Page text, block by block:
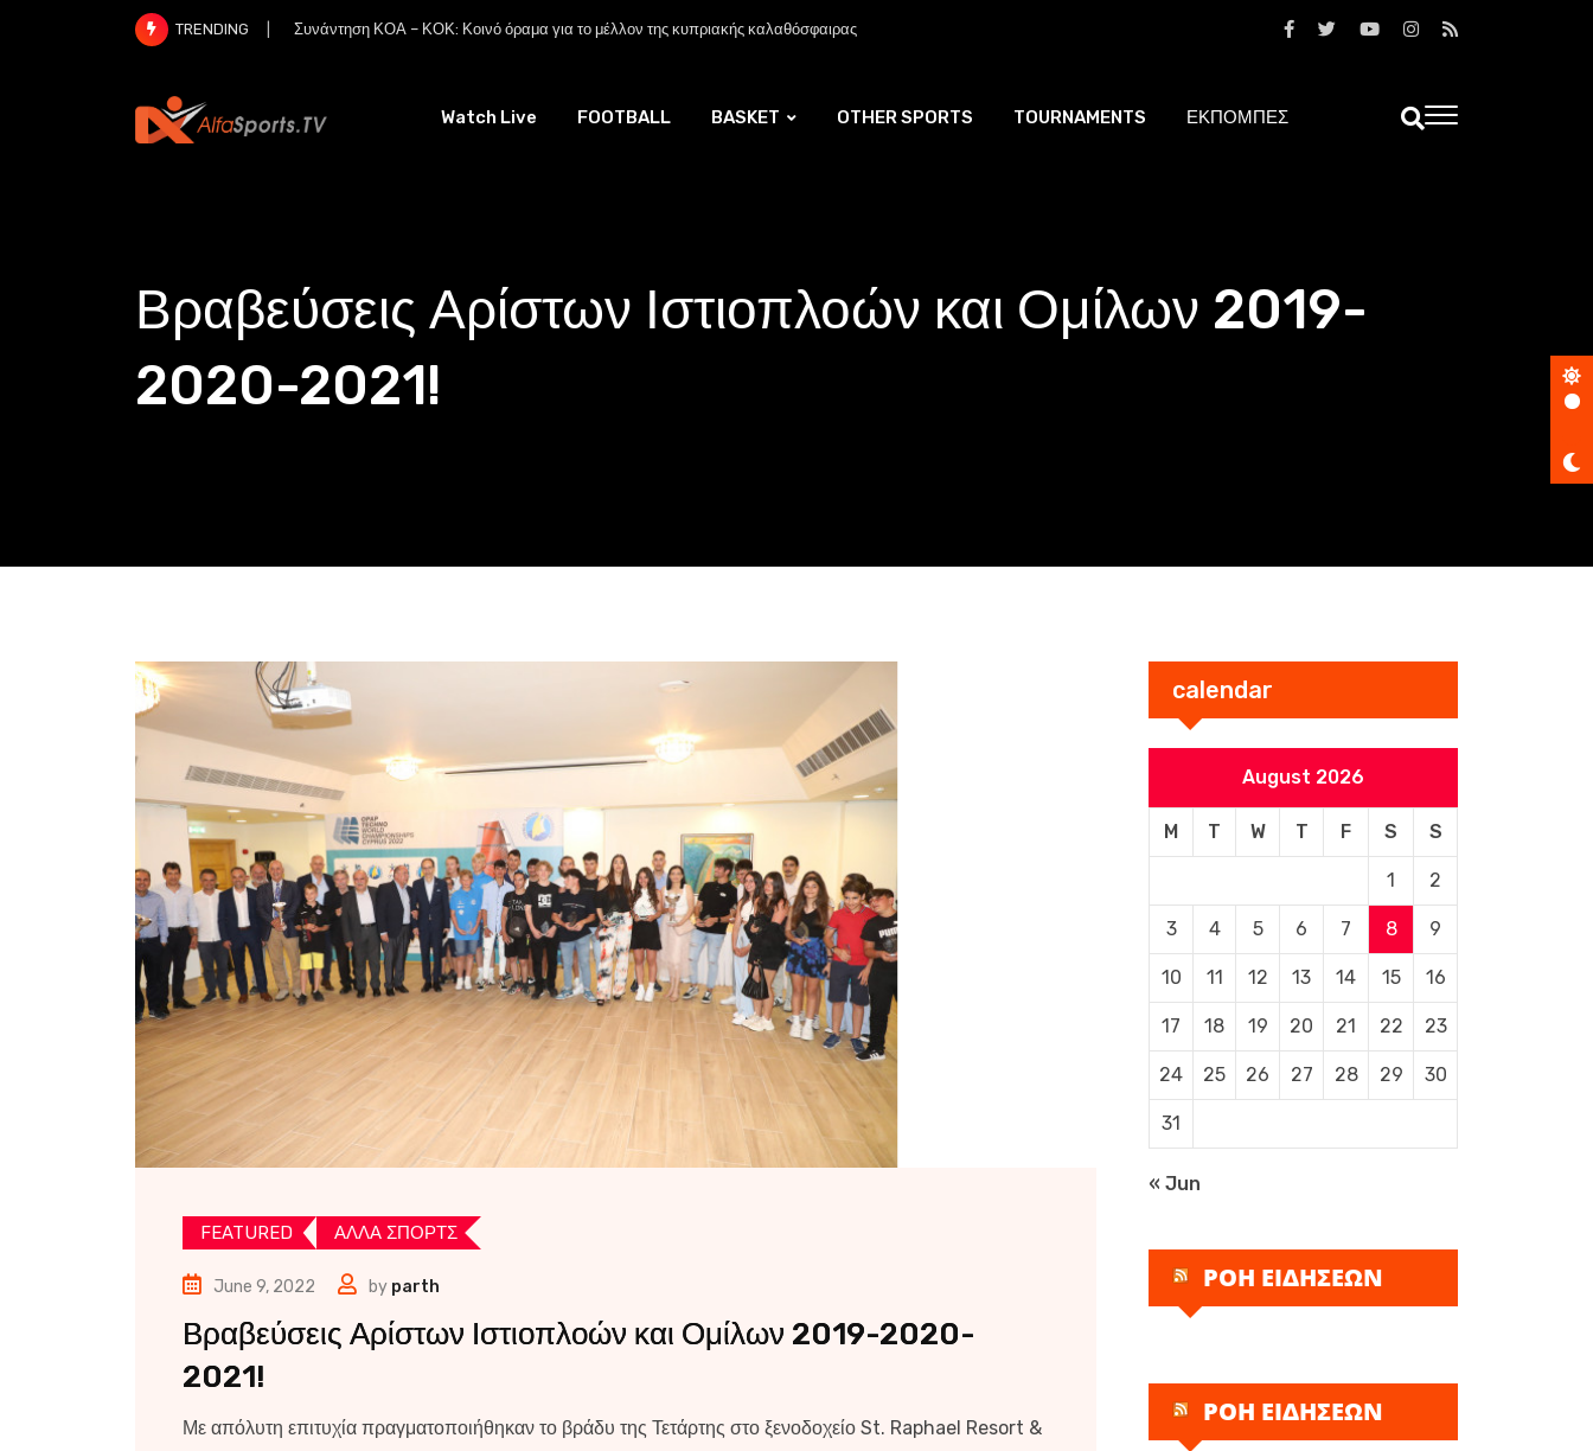
TRENDING Συνάντηση ΚΟΑ – ΚΟΚ: Κοινό όραμα για το μέλλον της κυπριακής καλαθόσφαιρας
Watch Live FOOTBALL BASKET OTHER SPORTS TOURNAMENTS ΕΚΠΟΜΠΕΣ
Βραβεύσεις Αρίστων Ιστιοπλοών και Ομίλων 2019-
2020-2021!
FEATURED ΑΛΛΑ ΣΠΟΡΤΣ
June 9, 2022 by parth
Βραβεύσεις Αρίστων Ιστιοπλοών και Ομίλων 2019-2020-
2021!
Με απόλυτη επιτυχία πραγματοποιήθηκαν το βράδυ της Τετάρτης στο ξενοδοχείο St. Raphael Resort &
calendar
August 2026
M T W T F S S
1 2
3 4 5 6 7 8 9
10 11 12 13 14 15 16
17 18 19 20 21 22 23
24 25 26 27 28 29 30
31
« Jun
ΡΟΗ ΕΙΔΗΣΕΩΝ
ΡΟΗ ΕΙΔΗΣΕΩΝ